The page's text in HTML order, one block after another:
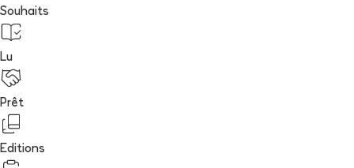
Souhaits
Lu
Prêt
Editions